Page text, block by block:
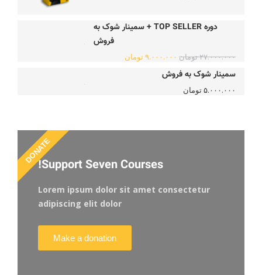
دوره TOP SELLER + سمینار شوک به
فروش
۲۷.۰۰۰.۰۰۰تومان ۹.۰۰۰.۰۰۰تومان
سمینار شوک به فروش
۵.۰۰۰.۰۰۰تومان
Support Seven Courses!
Lorem ipsum dolor sit amet consectetur
adipiscing elit dolor
Make a donation
DONATE